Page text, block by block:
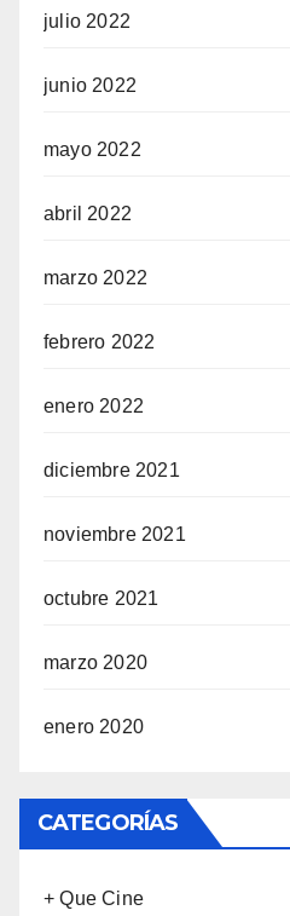
julio 2022
junio 2022
mayo 2022
abril 2022
marzo 2022
febrero 2022
enero 2022
diciembre 2021
noviembre 2021
octubre 2021
marzo 2020
enero 2020
CATEGORÍAS
+ Que Cine